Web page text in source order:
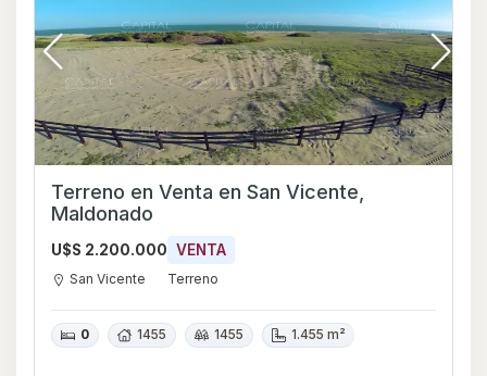
Terreno en Venta en San Vicente,
Maldonado
U$S 2.200.000 VENTA
San Vicente Terreno
0 1455 1455 1.455 m²